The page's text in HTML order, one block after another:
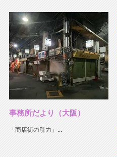
事務所だより（大阪）
「商店街の引力」...